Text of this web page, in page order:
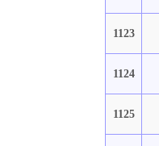
1123
1124
1125